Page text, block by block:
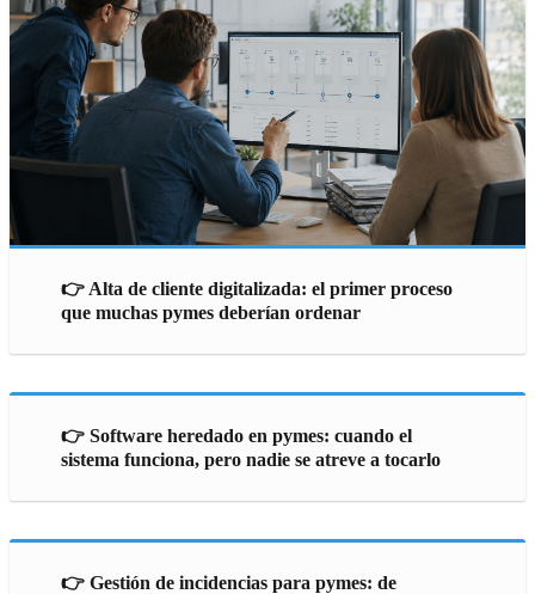
👉 Alta de cliente digitalizada: el primer proceso
que muchas pymes deberían ordenar
👉 Software heredado en pymes: cuando el
sistema funciona, pero nadie se atreve a tocarlo
👉 Gestión de incidencias para pymes: de